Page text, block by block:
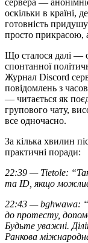
сервера —
оскільки в країні,
готовність
просто прикрасою,
Що сталося далі —
спонтанної
Журнал Discord
повідомлень з
— читається як
групового чату,
все одночасно.
За кілька хвилин
практичні поради:
22:39 — Tietole:
та ID, якщо
22:43 — bghwawa:
до протесту,
Будьте уважні.
Ранкова